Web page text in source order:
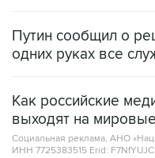
Путин сообщил о
одних руках все
Как российские
выходят на
Социальная реклама, АНО
ИНН 7725383515 Erid: